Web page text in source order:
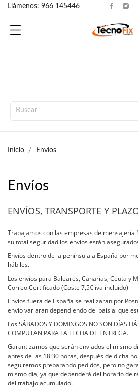
Llámenos: 966 145446
Inicio Envíos
Envíos
ENVÍOS, TRANSPORTE Y
Trabajamos con las empresas de mensajería
su total seguridad los envíos están
Envíos dentro de la península a España por
hábiles.
Los envíos para Baleares, Canarias, Ceuta y
Correo Certificado (Coste 7,5€ iva incluido)
Envíos fuera de España se realizaran por
envío variaran dependiendo del país al que
Los SÁBADOS Y DOMINGOS NO SON DÍAS
COMPUTAN PARA LA FECHA DE ENTREGA.
Garantizamos que serán enviados el mismo
antes de las 18:30 horas, después de dicha
seguiremos preparando pedidos, pero no
mismo día, ya que dependerá del horario de
del trabajo acumulado.